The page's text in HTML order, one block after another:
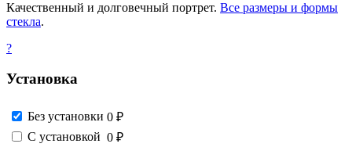
Качественный и долговечный портрет. Все размеры и формы
стекла.
?
Установка
Без установки 0 ₽
С установкой 0 ₽